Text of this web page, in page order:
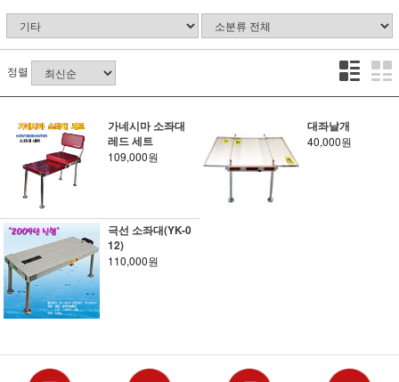
정렬
가네시마 소좌대
레드 세트
109,000원
대좌날개
40,000원
극선 소좌대(YK-0
12)
110,000원